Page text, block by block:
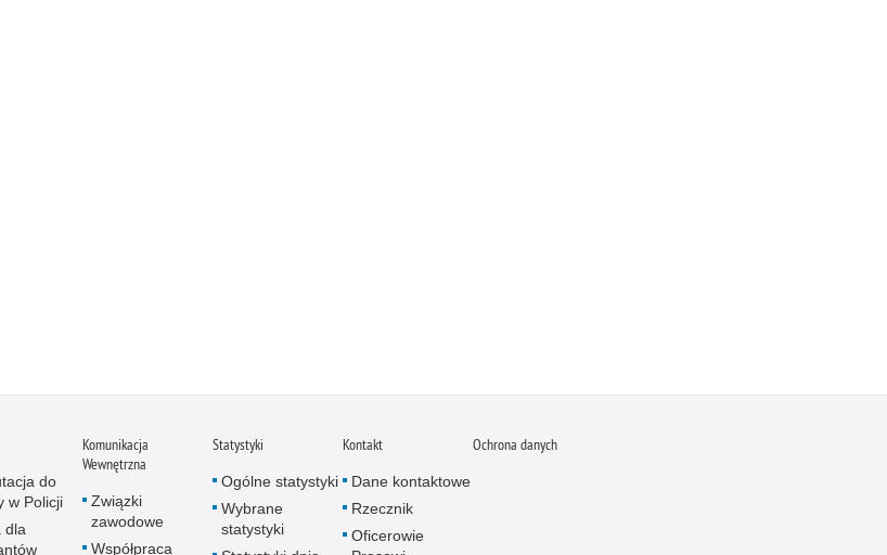
do
w Policji
dla
Komunikacja
Wewnętrzna
Związki
zawodowe
Współpraca
Statystyki
Ogólne statystyki
Wybrane
statystyki
Kontakt
Dane kontaktowe
Rzecznik
Oficerowie
Ochrona danych